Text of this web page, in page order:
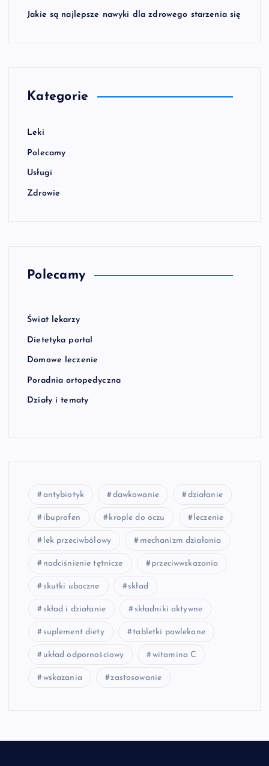
Jakie są najlepsze nawyki dla zdrowego starzenia się
Kategorie
Leki
Polecamy
Usługi
Zdrowie
Polecamy
Świat lekarzy
Dietetyka portal
Domowe leczenie
Poradnia ortopedyczna
Działy i tematy
antybiotyk dawkowanie działanie
ibuprofen krople do oczu leczenie
lek przeciwbólowy mechanizm działania
nadciśnienie tętnicze przeciwwskazania
skutki uboczne skład
skład i działanie składniki aktywne
suplement diety tabletki powlekane
układ odpornościowy witamina C
wskazania zastosowanie